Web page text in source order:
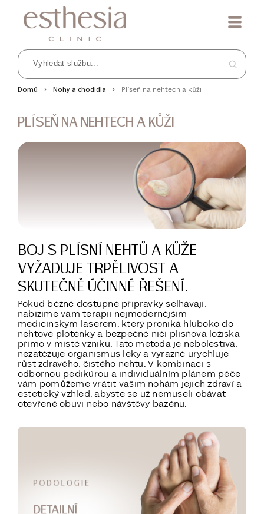
Domů Nohy a chodidla Plíseň na nehtech a kůži
PLÍSEŇ NA NEHTECH A KŮŽI
BOJ S PLÍSNÍ NEHTŮ A KŮŽE
VYŽADUJE TRPĚLIVOST A
SKUTEČNĚ ÚČINNÉ ŘEŠENÍ.
Pokud běžně dostupné přípravky selhávají,
nabízíme vám terapii nejmodernějším
medicínským laserem, který proniká hluboko do
nehtové ploténky a bezpečně ničí plísňová ložiska
přímo v místě vzniku. Tato metoda je nebolestivá,
nezatěžuje organismus léky a výrazně urychluje
růst zdravého, čistého nehtu. V kombinaci s
odbornou pedikúrou a individuálním plánem péče
vám pomůžeme vrátit vašim nohám jejich zdraví a
estetický vzhled, abyste se už nemuseli obávat
otevřené obuvi nebo návštěvy bazénu.